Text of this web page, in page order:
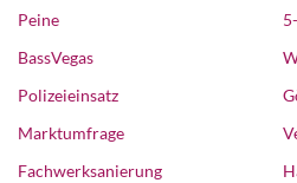
Peine
BassVegas
Polizeieinsatz
Marktumfrage
Fachwerksanierung